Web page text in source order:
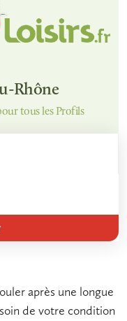
Rhône
pour tous les Profils
après une longue
de votre condition